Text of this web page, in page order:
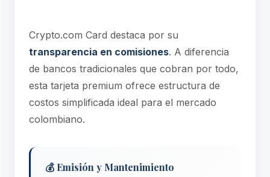
Crypto.com Card destaca por su
transparencia en comisiones. A diferencia
de bancos tradicionales que cobran por todo,
esta tarjeta premium ofrece estructura de
costos simplificada ideal para el mercado
colombiano.
💰 Emisión y Mantenimiento